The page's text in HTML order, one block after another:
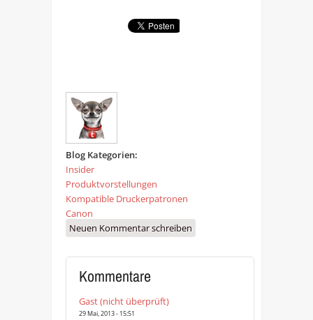
Blog Kategorien:
Insider
Produktvorstellungen
Kompatible Druckerpatronen
Canon
Neuen Kommentar schreiben
Kommentare
Gast (nicht überprüft)
29 Mai, 2013 - 15:51